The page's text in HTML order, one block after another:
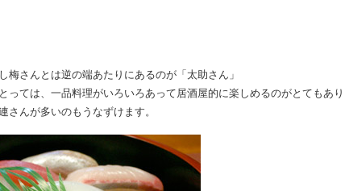
梅さんとは逆の端あたりにあるのが「太助さん」
っては、一品料理がいろいろあって居酒屋的に楽しめるのがとてもあり
さんが多いのもうなずけます。